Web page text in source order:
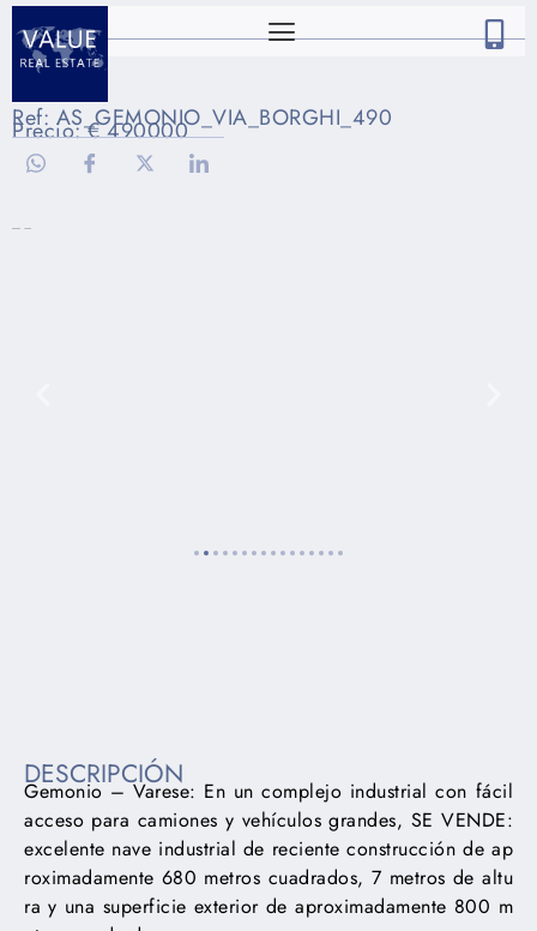
Ref: AS_GEMONIO_VIA_BORGHI_490
Precio: € 490000
DESCRIPCIÓN
Gemonio – Varese: En un complejo industrial con fácil
acceso para camiones y vehículos grandes, SE VENDE:
excelente nave industrial de reciente construcción de ap
roximadamente 680 metros cuadrados, 7 metros de altu
ra y una superficie exterior de aproximadamente 800 m